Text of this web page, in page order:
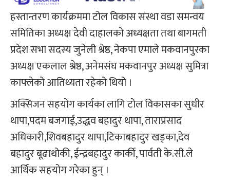
हस्तान्तरण कार्यक्रममा टोल विकास संस्था वडा समन्वय
समितिका अध्यक्ष देवी दाहालको अध्यक्षता तथा बागमती
प्रदेश सभा सदस्य जुनेली श्रेष्ठ, नेकपा एमाले मकवानपुरका
अध्यक्ष एकलाल श्रेष्ठ, अनेमसंघ मकवानपुर अध्यक्ष सुमित्रा
काफ्लेको आतिथ्यता रहेको थियो ।
अक्सिजन सहयोग कार्यका लागि टोल विकासका सुधीर
थापा,पदम बजगाई,उद्धव बहादुर थापा, ताराप्रसाद
अधिकारी,शिवबहादुर थापा,टिकाबहादुर खड्का,देव
बहादुर बूढाथोकी, ईन्द्रबहादुर कार्की, पार्वती के.सी.ले
आर्थिक सहयोग गरेका हुन् ।